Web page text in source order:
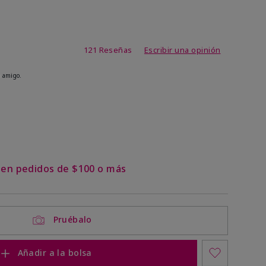
4,1 de 5
121 Reseñas Escribir una opinión
pedidos de $100 o más
Pruébalo
Añadir a la bolsa